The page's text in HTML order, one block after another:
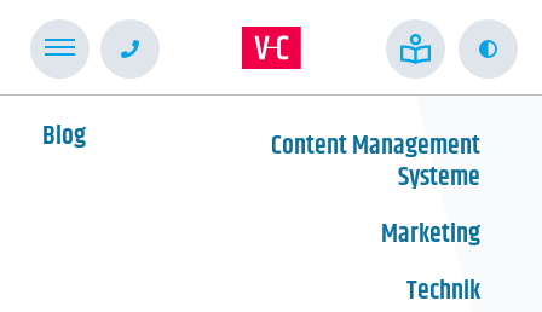
Blog Content Management
Systeme
Marketing
Technik